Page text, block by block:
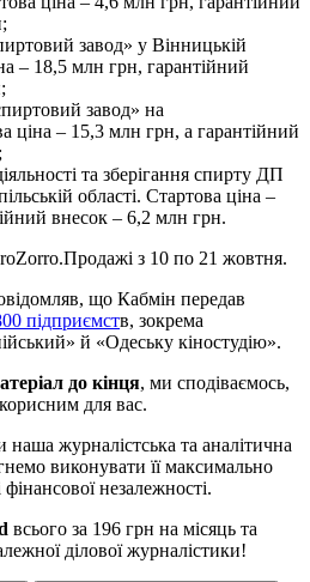
завод» у Вінницькій
– 18,5 млн грн, гарантійний
завод» на
ціна – 15,3 млн грн, а гарантійний
та зберігання спирту ДП
області. Стартова ціна –
внесок – 6,2 млн грн.
з 10 по 21 жовтня.
що Кабмін передав
підприємств, зокрема
й «Одеську кіностудію».
до кінця, ми сподіваємось,
для вас.
журналістська та аналітична
виконувати її максимально
незалежності.
всього за 196 грн на місяць та
ділової журналістики!